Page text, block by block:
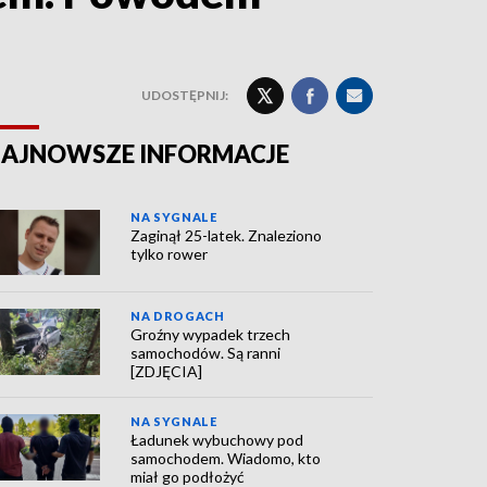
UDOSTĘPNIJ:
INFORMACJE
NA SYGNALE
Zaginął 25-latek. Znaleziono
tylko rower
NA DROGACH
Groźny wypadek trzech
samochodów. Są ranni
[ZDJĘCIA]
NA SYGNALE
Ładunek wybuchowy pod
samochodem. Wiadomo, kto
miał go podłożyć